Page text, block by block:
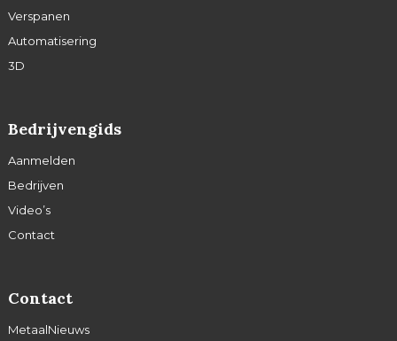
Verspanen
Automatisering
3D
Bedrijvengids
Aanmelden
Bedrijven
Video’s
Contact
Contact
MetaalNieuws